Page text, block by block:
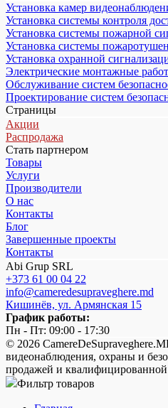
Установка камер
Установка системы контроля
Установка системы пожарной
Установка системы
Установка охранной
Электрические монтажные
Обслуживание систем
Проектирование систем
Страницы
Акции
Распродажа
Стать партнером
Товары
Услуги
Производители
О нас
Контакты
Блог
Завершенные проекты
Контакты
Abi Grup SRL
+373 61 00 04 22
info@cameredesupraveghere.md
Кишинёв, ул. Армянская 15
График работы:
Пн - Пт: 09:00 - 17:30
© 2026
видеонаблюдения, охраны и
продажей и квалифицированной
Фильтр товаров